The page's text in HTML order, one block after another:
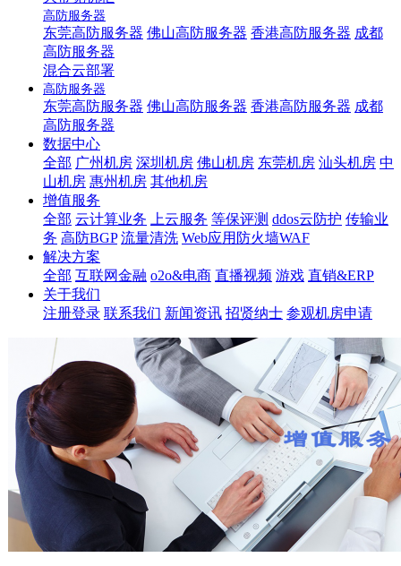
高防服务器
东莞高防服务器 佛山高防服务器 香港高防服务器 成都
高防服务器
混合云部署
高防服务器
东莞高防服务器 佛山高防服务器 香港高防服务器 成都
高防服务器
数据中心
全部 广州机房 深圳机房 佛山机房 东莞机房 汕头机房 中
山机房 惠州机房 其他机房
增值服务
全部 云计算业务 上云服务 等保评测 ddos云防护 传输业
务 高防BGP 流量清洗 Web应用防火墙WAF
解决方案
全部 互联网金融 o2o&电商 直播视频 游戏 直销&ERP
关于我们
注册登录 联系我们 新闻资讯 招贤纳士 参观机房申请